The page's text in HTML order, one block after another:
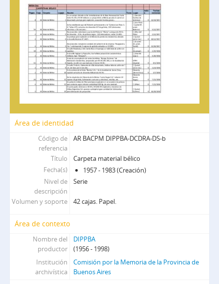
F - Mesa F
C - Mesa Cicia
SAyF - Secretaría de archivo y fichero
DIPPBA-DMCS - División Medios de comunicación social
Área de identidad
Código de
referencia
AR BACPM DIPPBA-DCDRA-DS-b
Título
Carpeta material bélico
Fecha(s)
1957 - 1983 (Creación)
Nivel de
descripción
Serie
Volumen y soporte 42 cajas. Papel.
Área de contexto
Nombre del
productor
DIPPBA
(1956 - 1998)
Institución
archivística
Comisión por la Memoria de la Provincia de
Buenos Aires